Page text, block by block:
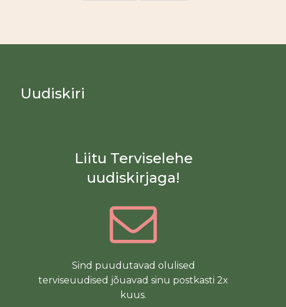
Uudiskiri
Liitu Terviselehe
uudiskirjaga!
Sind puudutavad olulised
terviseuudised jõuavad sinu postkasti 2x
kuus.